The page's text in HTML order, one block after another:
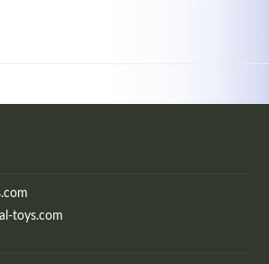
toys.com